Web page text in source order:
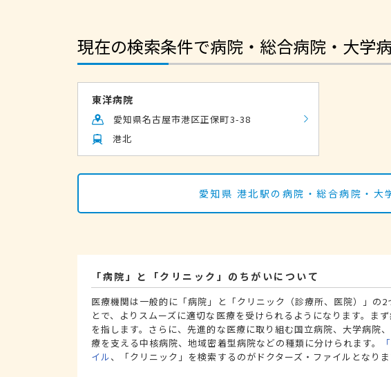
現在の検索条件で病院・総合病院・大学
東洋病院
愛知県名古屋市港区正保町3-38
港北
愛知県 港北駅の病院・総合病院・大
「病院」と「クリニック」のちがいについて
医療機関は一般的に「病院」と「クリニック（診療所、医院）」の
とで、よりスムーズに適切な医療を受けられるようになります。ま
を指します。さらに、先進的な医療に取り組む国立病院、大学病院
療を支える中核病院、地域密着型病院などの種類に分けられます。
イル、「クリニック」を検索するのがドクターズ・ファイルとなりま